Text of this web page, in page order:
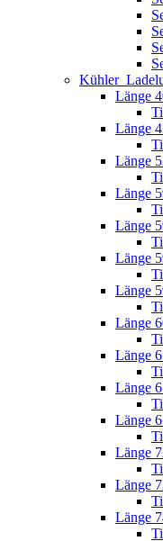
Länge
Länge
Länge
Länge
Länge
Länge
Länge
Länge
Länge
Länge
Länge
Länge
Länge
Länge